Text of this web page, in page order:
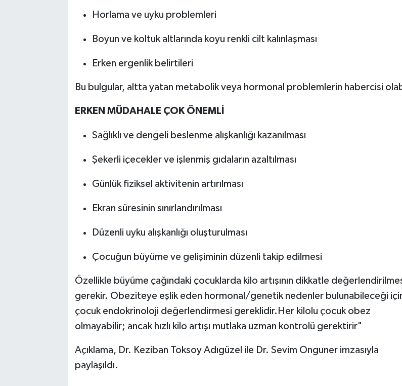
Horlama ve uyku problemleri
Boyun ve koltuk altlarında koyu renkli cilt kalınlaşması
Erken ergenlik belirtileri
Bu bulgular, altta yatan metabolik veya hormonal problemlerin habercisi
ERKEN MÜDAHALE ÇOK ÖNEMLİ
Sağlıklı ve dengeli beslenme alışkanlığı kazanılması
Şekerli içecekler ve işlenmiş gıdaların azaltılması
Günlük fiziksel aktivitenin artırılması
Ekran süresinin sınırlandırılması
Düzenli uyku alışkanlığı oluşturulması
Çocuğun büyüme ve gelişiminin düzenli takip edilmesi
Özellikle büyüme çağındaki çocuklarda kilo artışının dikkatle
gerekir. Obeziteye eşlik eden hormonal/genetik nedenler bulunabileceği
çocuk endokrinoloji değerlendirmesi gereklidir.Her kilolu çocuk obez
olmayabilir; ancak hızlı kilo artışı mutlaka uzman kontrolü gerektirir"
Açıklama, Dr. Keziban Toksoy Adıgüzel ile Dr. Sevim Onguner imzasıyla
paylaşıldı.